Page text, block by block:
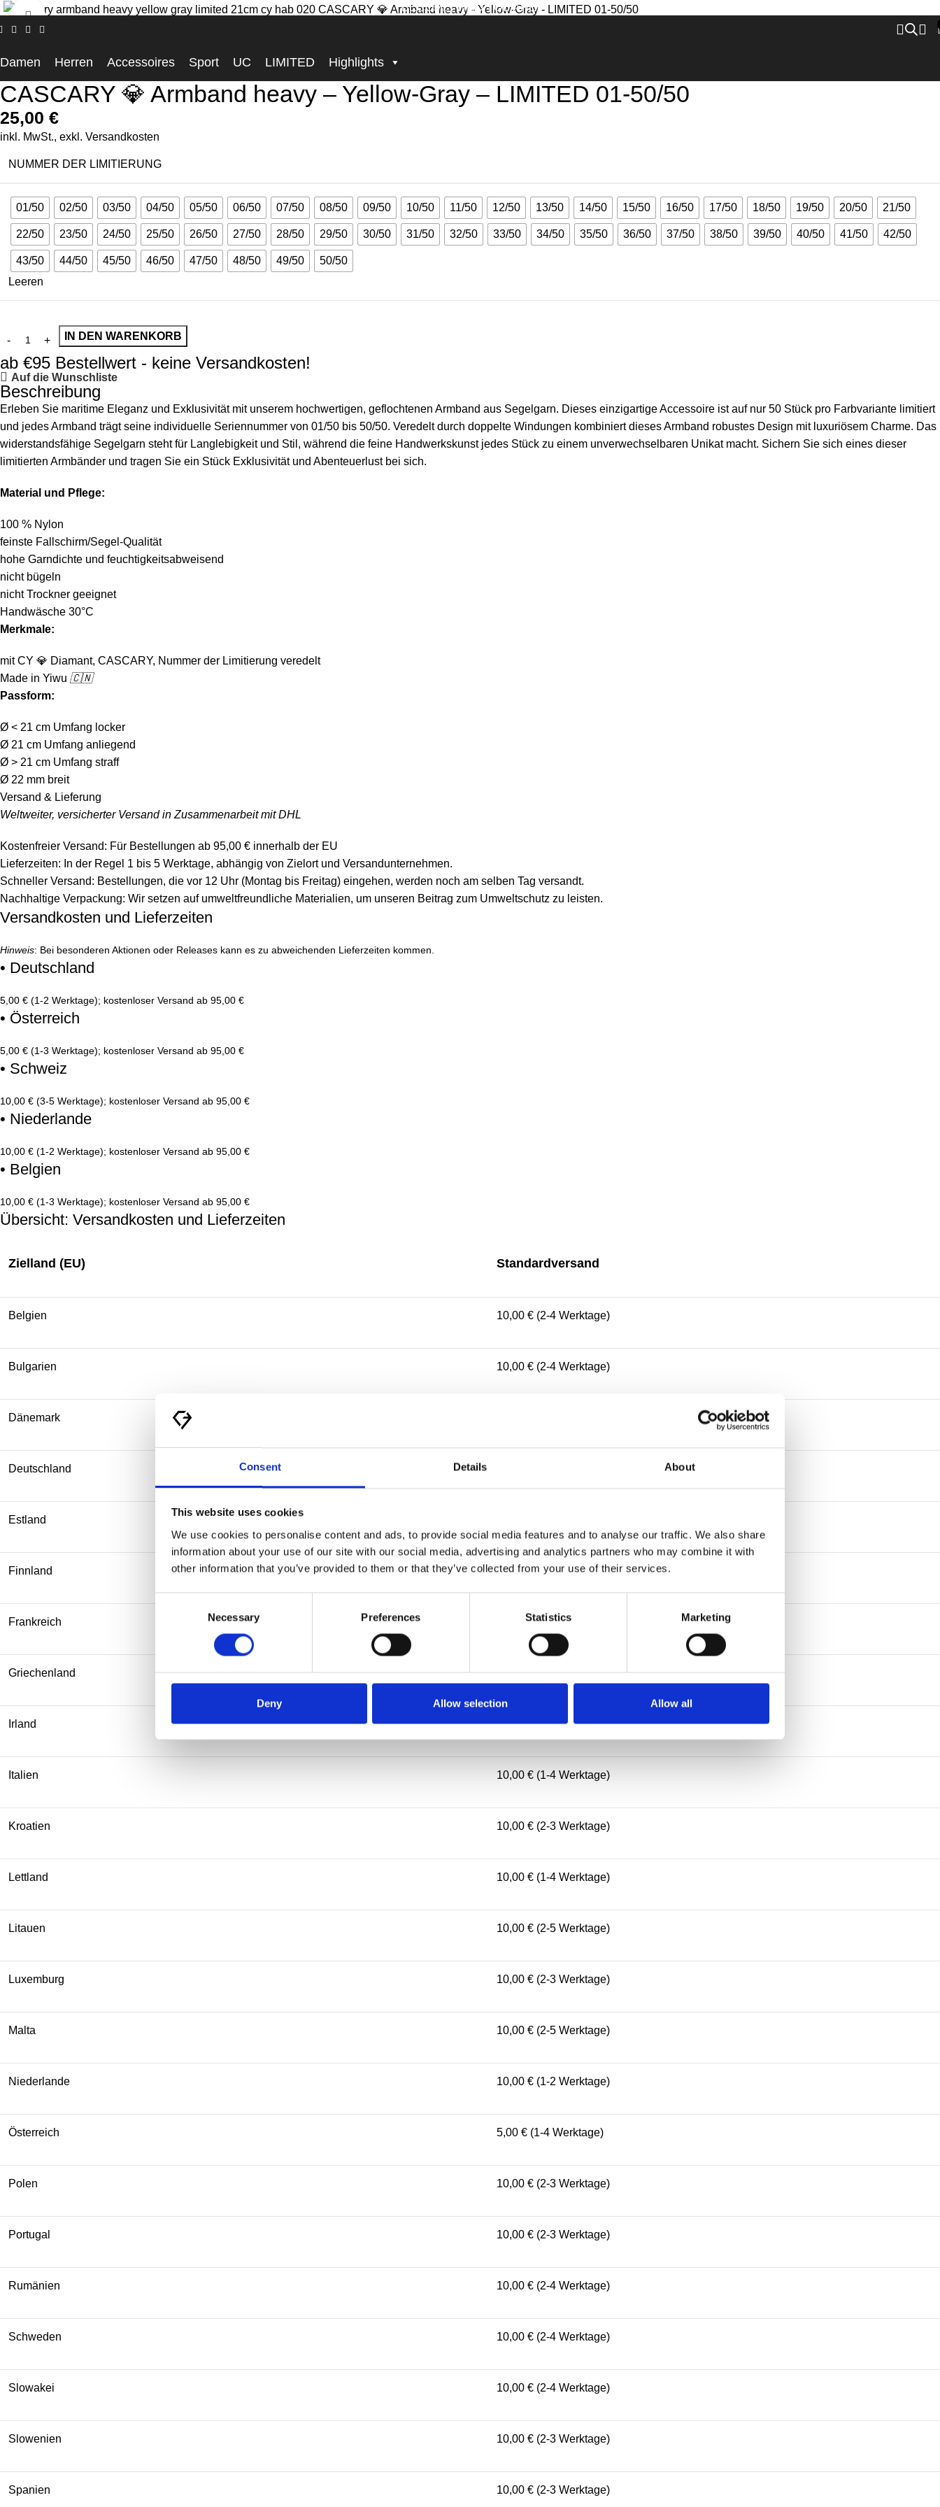
Consent Details About
This website uses cookies
We use cookies to personalise content and ads, to provide social media features and to analyse our traffic. We also share
information about your use of our site with our social media, advertising and analytics partners who may combine it with
other information that you’ve provided to them or that they’ve collected from your use of their services.
Necessary Preferences Statistics Marketing
Deny Allow selection Allow all
BECOME, WHO YOU ARE!
Damen Herren Accessoires Sport UC LIMITED Highlights
Click to enlarge
CASCARY 💎 Armband heavy – Yellow-Gray – LIMITED 01-50/50
25,00 €
inkl. MwSt., exkl. Versandkosten
NUMMER DER LIMITIERUNG
01/50 02/50 03/50 04/50 05/50 06/50 07/50 08/50 09/50 10/50 11/50 12/50 13/50 14/50 15/50 16/50 17/50 18/50 19/50 20/50 21/50
22/50 23/50 24/50 25/50 26/50 27/50 28/50 29/50 30/50 31/50 32/50 33/50 34/50 35/50 36/50 37/50 38/50 39/50 40/50 41/50 42/50
43/50 44/50 45/50 46/50 47/50 48/50 49/50
50/50
Leeren
IN DEN WARENKORB
ab €95 Bestellwert - keine Versandkosten!
Auf die Wunschliste
Beschreibung
Erleben Sie maritime Eleganz und Exklusivität mit unserem hochwertigen, geflochtenen Armband aus Segelgarn. Dieses einzigartige Accessoire ist auf nur 50 Stück pro Farbvariante limitiert
und jedes Armband trägt seine individuelle Seriennummer von 01/50 bis 50/50. Veredelt durch doppelte Windungen kombiniert dieses Armband robustes Design mit luxuriösem Charme. Das
widerstandsfähige Segelgarn steht für Langlebigkeit und Stil, während die feine Handwerkskunst jedes Stück zu einem unverwechselbaren Unikat macht. Sichern Sie sich eines dieser
limitierten Armbänder und tragen Sie ein Stück Exklusivität und Abenteuerlust bei sich.
Material und Pflege:
100 % Nylon
feinste Fallschirm/Segel-Qualität
hohe Garndichte und feuchtigkeitsabweisend
nicht bügeln
nicht Trockner geeignet
Handwäsche 30°C
Merkmale:
mit CY 💎 Diamant, CASCARY, Nummer der Limitierung veredelt
Made in Yiwu 🇨🇳
Passform:
Ø < 21 cm Umfang locker
Ø 21 cm Umfang anliegend
Ø > 21 cm Umfang straff
Ø 22 mm breit
Versand & Lieferung
Weltweiter, versicherter Versand in Zusammenarbeit mit DHL
Kostenfreier Versand: Für Bestellungen ab 95,00 € innerhalb der EU
Lieferzeiten: In der Regel 1 bis 5 Werktage, abhängig von Zielort und Versandunternehmen.
Schneller Versand: Bestellungen, die vor 12 Uhr (Montag bis Freitag) eingehen, werden noch am selben Tag versandt.
Nachhaltige Verpackung: Wir setzen auf umweltfreundliche Materialien, um unseren Beitrag zum Umweltschutz zu leisten.
Versandkosten und Lieferzeiten
Hinweis: Bei besonderen Aktionen oder Releases kann es zu abweichenden Lieferzeiten kommen.
• Deutschland
5,00 € (1-2 Werktage); kostenloser Versand ab 95,00 €
• Österreich
5,00 € (1-3 Werktage); kostenloser Versand ab 95,00 €
• Schweiz
10,00 € (3-5 Werktage); kostenloser Versand ab 95,00 €
• Niederlande
10,00 € (1-2 Werktage); kostenloser Versand ab 95,00 €
• Belgien
10,00 € (1-3 Werktage); kostenloser Versand ab 95,00 €
Übersicht: Versandkosten und Lieferzeiten
Zielland (EU) Standardversand
Belgien 10,00 € (2-4 Werktage)
Bulgarien 10,00 € (2-4 Werktage)
Dänemark
Deutschland
Estland
Finnland 10,00 € (2-4 Werktage)
Frankreich 10,00 € (1-4 Werktage)
Griechenland 10,00 € (3-5 Werktage)
Irland 10,00 € (2-4 Werktage)
Italien 10,00 € (1-4 Werktage)
Kroatien 10,00 € (2-3 Werktage)
Lettland 10,00 € (1-4 Werktage)
Litauen 10,00 € (2-5 Werktage)
Luxemburg 10,00 € (2-3 Werktage)
Malta 10,00 € (2-5 Werktage)
Niederlande 10,00 € (1-2 Werktage)
Österreich 5,00 € (1-4 Werktage)
Polen 10,00 € (2-3 Werktage)
Portugal 10,00 € (2-3 Werktage)
Rumänien 10,00 € (2-4 Werktage)
Schweden 10,00 € (2-4 Werktage)
Slowakei 10,00 € (2-4 Werktage)
Slowenien 10,00 € (2-3 Werktage)
Spanien 10,00 € (2-3 Werktage)